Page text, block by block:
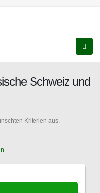
Schweiz und
Kriterien aus.